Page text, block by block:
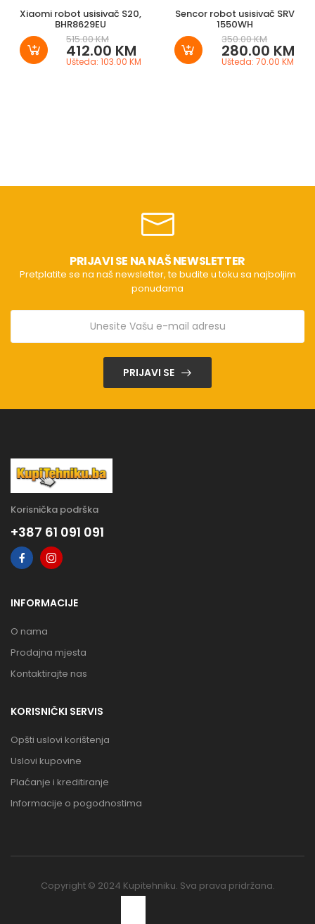
Xiaomi robot usisivač S20,
BHR8629EU
515.00 KM
412.00 KM
Ušteda: 103.00 KM
Sencor robot usisivač SRV
1550WH
350.00 KM
280.00 KM
Ušteda: 70.00 KM
PRIJAVI SE NA NAŠ NEWSLETTER
Pretplatite se na naš newsletter, te budite u toku sa najboljim
ponudama
PRIJAVI SE
Korisnička podrška
+387 61 091 091
INFORMACIJE
O nama
Prodajna mjesta
Kontaktirajte nas
KORISNIČKI SERVIS
Opšti uslovi korištenja
Uslovi kupovine
Plaćanje i kreditiranje
Informacije o pogodnostima
Copyright © 2024 Kupitehniku. Sva prava pridržana.